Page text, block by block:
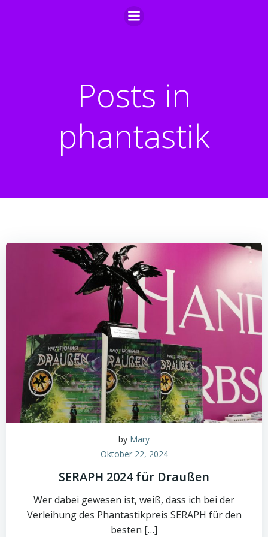
Zum
Inhalt
Posts in
phantastik
by Mary
Oktober 22, 2024
SERAPH 2024 für Draußen
Wer dabei gewesen ist, weiß, dass ich bei der
Verleihung des Phantastikpreis SERAPH für den
besten […]